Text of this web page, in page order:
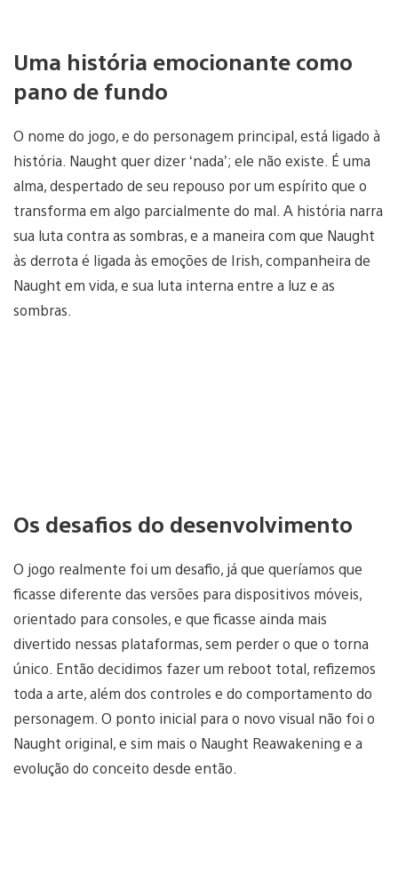
Uma história emocionante como
pano de fundo
O nome do jogo, e do personagem principal, está ligado à
história. Naught quer dizer ‘nada’; ele não existe. É uma
alma, despertado de seu repouso por um espírito que o
transforma em algo parcialmente do mal. A história narra
sua luta contra as sombras, e a maneira com que Naught
às derrota é ligada às emoções de Irish, companheira de
Naught em vida, e sua luta interna entre a luz e as
sombras.
Os desafios do desenvolvimento
O jogo realmente foi um desafio, já que queríamos que
ficasse diferente das versões para dispositivos móveis,
orientado para consoles, e que ficasse ainda mais
divertido nessas plataformas, sem perder o que o torna
único. Então decidimos fazer um reboot total, refizemos
toda a arte, além dos controles e do comportamento do
personagem. O ponto inicial para o novo visual não foi o
Naught original, e sim mais o Naught Reawakening e a
evolução do conceito desde então.